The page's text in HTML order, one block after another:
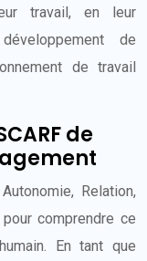
travail, en leur
de
de travail
de
Relation,
comprendre ce
En tant que